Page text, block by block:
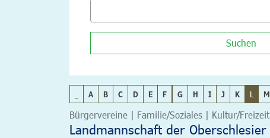
Suchen
A B C D E F G H I J K L M
Bürgervereine | Familie/Soziales | Kultur/Freizeit
Landmannschaft der Oberschlesier